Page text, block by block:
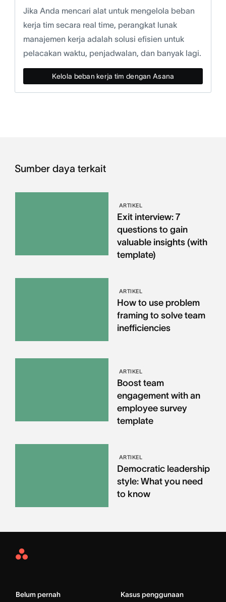
Jika Anda mencari alat untuk mengelola beban
kerja tim secara real time, perangkat lunak
manajemen kerja adalah solusi efisien untuk
pelacakan waktu, penjadwalan, dan banyak lagi.
Kelola beban kerja tim dengan Asana
Sumber daya terkait
ARTIKEL
Exit interview: 7
questions to gain
valuable insights (with
template)
ARTIKEL
How to use problem
framing to solve team
inefficiencies
ARTIKEL
Boost team
engagement with an
employee survey
template
ARTIKEL
Democratic leadership
style: What you need
to know
Asana
Belum pernah
Kasus penggunaan